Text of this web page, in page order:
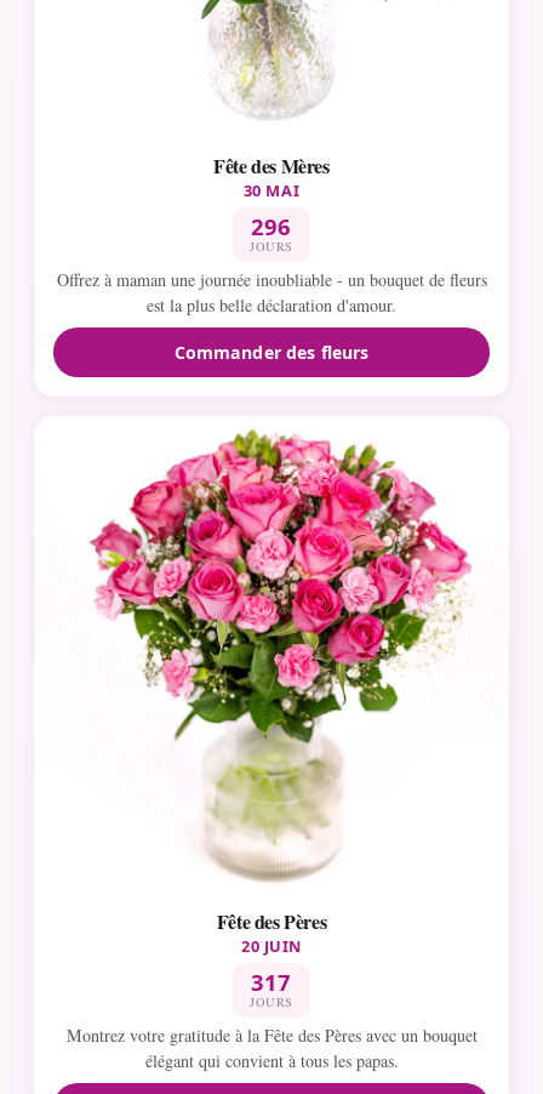
Fête des Mères
30 MAI
296
JOURS
Offrez à maman une journée inoubliable - un bouquet de fleurs
est la plus belle déclaration d'amour.
Commander des fleurs
Fête des Pères
20 JUIN
317
JOURS
Montrez votre gratitude à la Fête des Pères avec un bouquet
élégant qui convient à tous les papas.